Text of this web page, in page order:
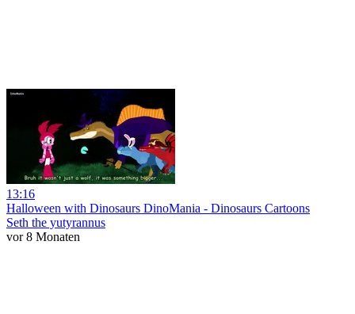
13:16
Halloween with Dinosaurs DinoMania - Dinosaurs Сartoons
Seth the yutyrannus
vor 8 Monaten